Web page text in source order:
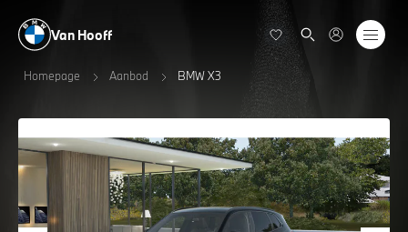
Van Hooff
Homepage Aanbod BMW X3